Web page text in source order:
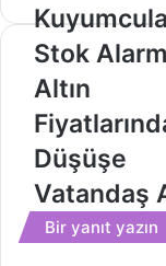
Kuyumcularda
Stok
Alarmı:
Altın
Fiyatlarındaki
Düşüşe
Vatandaş
Akını!
Stok
Altın
Düşüşe
Vatandaş
Bir yanıt yazın